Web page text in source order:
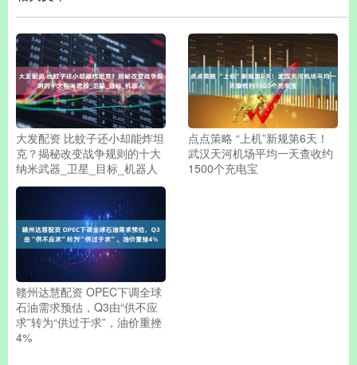
大发配资 比蚊子还小却能炸坦
克？揭秘改变战争规则的十大
纳米武器_卫星_目标_机器人
点点策略 “上机”新规第6天！
武汉天河机场平均一天查收约
1500个充电宝
赣州达慧配资 OPEC下调全球
石油需求预估，Q3由“供不应
求”转为“供过于求”，油价重挫
4%